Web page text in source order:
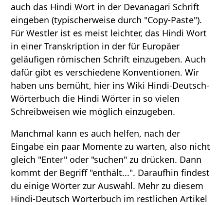
auch das Hindi Wort in der Devanagari Schrift
eingeben (typischerweise durch "Copy-Paste").
Für Westler ist es meist leichter, das Hindi Wort
in einer Transkription in der für Europäer
geläufigen römischen Schrift einzugeben. Auch
dafür gibt es verschiedene Konventionen. Wir
haben uns bemüht, hier ins Wiki Hindi-Deutsch-
Wörterbuch die Hindi Wörter in so vielen
Schreibweisen wie möglich einzugeben.
Manchmal kann es auch helfen, nach der
Eingabe ein paar Momente zu warten, also nicht
gleich "Enter" oder "suchen" zu drücken. Dann
kommt der Begriff "enthält...". Daraufhin findest
du einige Wörter zur Auswahl. Mehr zu diesem
Hindi-Deutsch Wörterbuch im restlichen Artikel